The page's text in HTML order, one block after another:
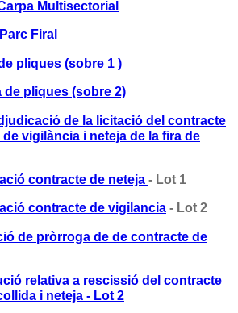
Multisectorial
Firal
pliques (sobre 1 )
pliques (sobre 2)
de la licitació del contracte
vigilància i neteja de la fira de
contracte de neteja - Lot 1
contracte de vigilancia - Lot 2
de pròrroga de de contracte de
relativa a rescissió del contracte
i neteja - Lot 2